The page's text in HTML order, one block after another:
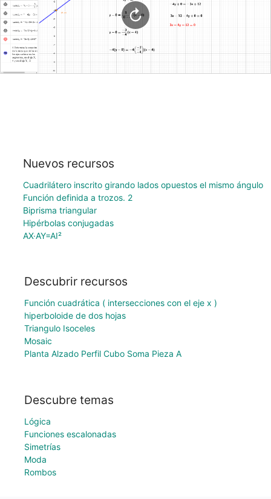
Nuevos recursos
Cuadrilátero inscrito girando lados opuestos el mismo ángulo
Función definida a trozos. 2
Biprisma triangular
Hipérbolas conjugadas
AX·AY=AI²
Descubrir recursos
Función cuadrática ( intersecciones con el eje x )
hiperboloide de dos hojas
Triangulo Isoceles
Mosaic
Planta Alzado Perfil Cubo Soma Pieza A
Descubre temas
Lógica
Funciones escalonadas
Simetrías
Moda
Rombos